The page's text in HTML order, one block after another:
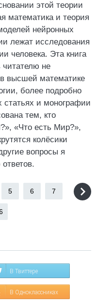
этой теории
математика и теория
нейронных
лежат исследования
человека. Эта книга
читателю не
высшей математике
более подробно
статьях и монографии
тем, кто
«Что есть Мир?»,
колёсики
вопросы я
5 6 7
В Твиттере
В Одноклассниках